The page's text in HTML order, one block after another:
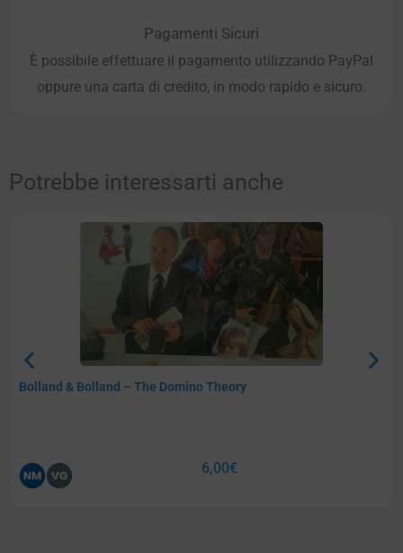
Pagamenti Sicuri
È possibile effettuare il pagamento utilizzando PayPal
oppure una carta di credito, in modo rapido e sicuro.
Potrebbe interessarti anche
Bolland & Bolland – The Domino Theory
6,00€